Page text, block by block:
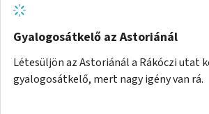
Gyalogosátkelő az Astoriánál
Létesüljön az Astoriánál a Rákóczi utat
gyalogosátkelő, mert nagy igény van rá.